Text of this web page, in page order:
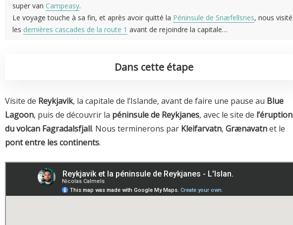
super van Campeasy.
Le voyage touche à sa fin, et après avoir quitté la Péninsule de Snæfellsnes, nous visité
les dernières cascades de la route 1 avant de rejoindre la capitale…
Dans cette étape
Visite de Reykjavik, la capitale de l’Islande, avant de faire une pause au Blue
Lagoon, puis de découvrir la péninsule de Reykjanes, avec le site de l’éruption
du volcan Fagradalsfjall. Nous terminerons par Kleifarvatn, Grænavatnet le
pont entre les continents.